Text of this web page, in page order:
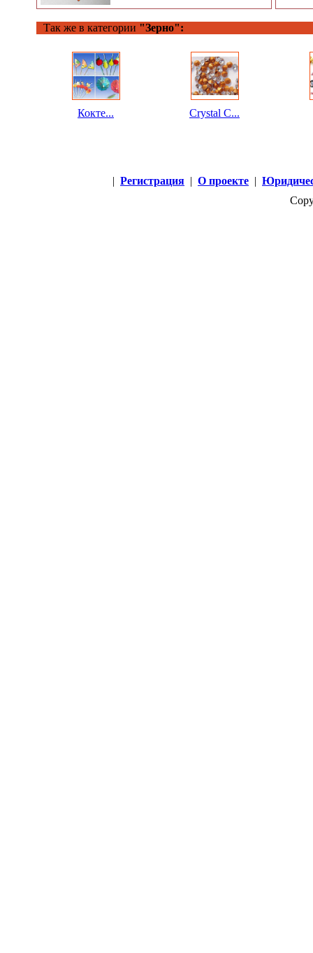
Так же в категории "Зерно":
Кокте... Crystal С...
| Регистрация | О проекте |